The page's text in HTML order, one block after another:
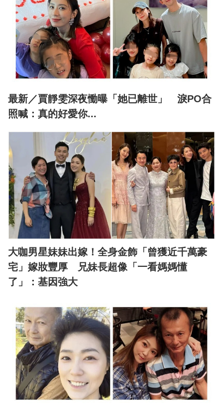
最新／賈靜雯深夜慟曝「她已離世」 淚PO合
照喊：真的好愛你...
大咖男星妹妹出嫁！全身金飾「曾獲近千萬豪
宅」嫁妝豐厚 兄妹長超像「一看媽媽懂
了」：基因強大